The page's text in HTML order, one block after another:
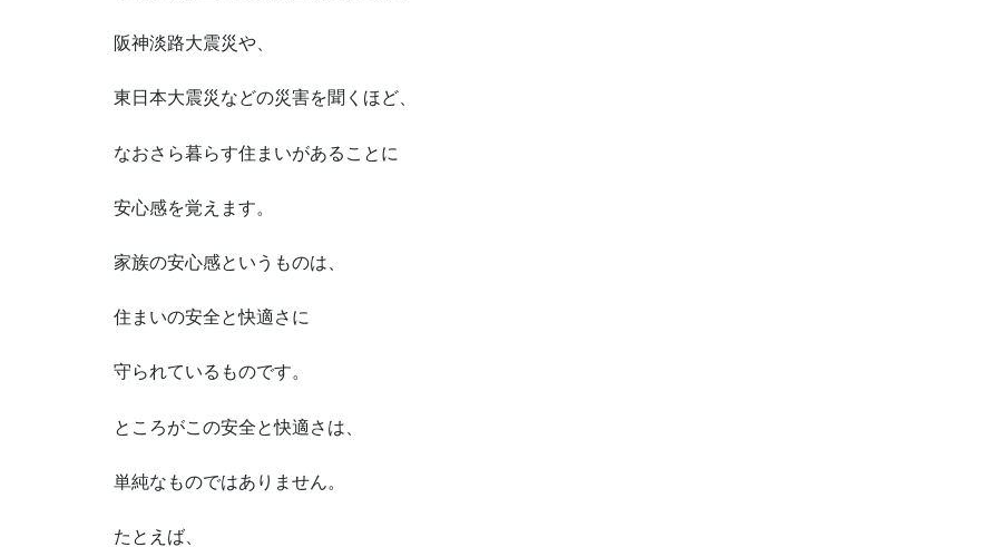
阪神淡路大震災や、
東日本大震災などの災害を聞くほど、
なおさら暮らす住まいがあることに
安心感を覚えます。
家族の安心感というものは、
住まいの安全と快適さに
守られているものです。
ところがこの安全と快適さは、
単純なものではありません。
たとえば、